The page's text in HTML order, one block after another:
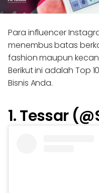
Para influencer
menembus batas
fashion maupun
Berikut ini adalah Top
Bisnis Anda.
1. Tessar